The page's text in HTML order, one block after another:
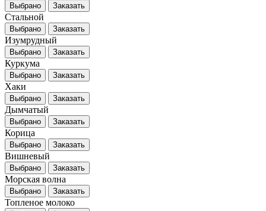
Выбрано Заказать
Стальной
Выбрано Заказать
Изумрудный
Выбрано Заказать
Куркума
Выбрано Заказать
Хаки
Выбрано Заказать
Дымчатый
Выбрано Заказать
Корица
Выбрано Заказать
Вишневый
Выбрано Заказать
Морская волна
Выбрано Заказать
Топленое молоко